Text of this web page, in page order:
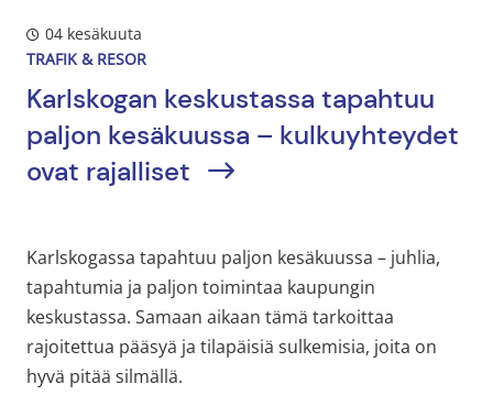
04 kesäkuuta
TRAFIK & RESOR
Karlskogan keskustassa tapahtuu
paljon kesäkuussa – kulkuyhteydet
ovat rajalliset
Karlskogassa tapahtuu paljon kesäkuussa – juhlia,
tapahtumia ja paljon toimintaa kaupungin
keskustassa. Samaan aikaan tämä tarkoittaa
rajoitettua pääsyä ja tilapäisiä sulkemisia, joita on
hyvä pitää silmällä.